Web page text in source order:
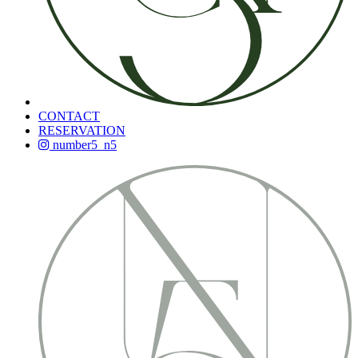
CONTACT
RESERVATION
number5_n5